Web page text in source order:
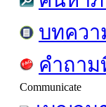
บทควา
คำถา
Communicate